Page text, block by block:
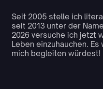
Seit 2005 stelle ich
seit 2013 unter der
2026 versuche ich jetzt
Leben einzuhauchen.
mich begleiten würdest!